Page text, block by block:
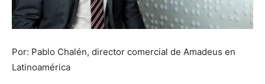
Por: Pablo Chalén, director comercial de Amadeus en
Latinoamérica